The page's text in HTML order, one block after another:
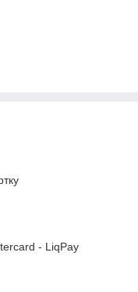
- LiqPay